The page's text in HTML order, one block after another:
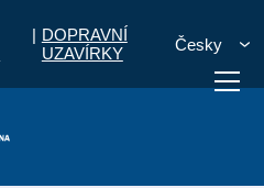
| DOPRAVNÍ
UZAVÍRKY
Česky